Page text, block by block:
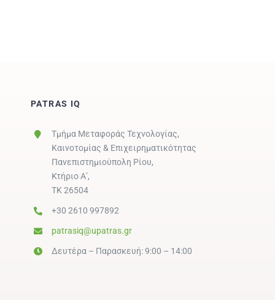
PATRAS IQ
Τμήμα Μεταφοράς Τεχνολογίας,
Καινοτομίας & Επιχειρηματικότητας
Πανεπιστημιούπολη Ρίου,
Κτήριο Α’,
ΤΚ 26504
+30 2610 997892
patrasiq@upatras.gr
Δευτέρα – Παρασκευή: 9:00 – 14:00